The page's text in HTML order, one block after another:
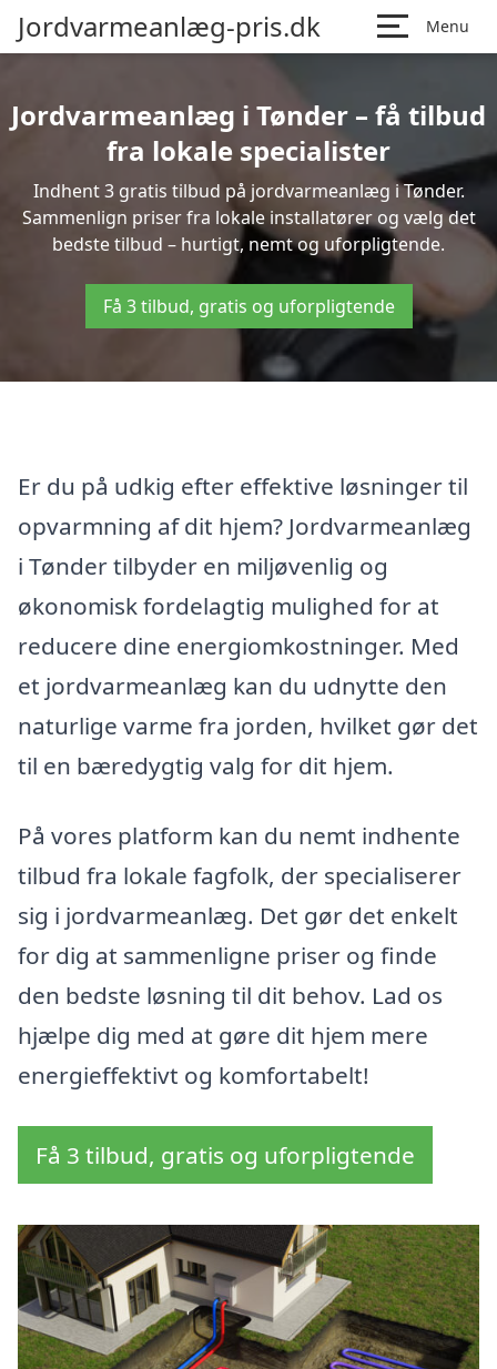
Jordvarmeanlæg-pris.dk Menu
Jordvarmeanlæg i Tønder – få tilbud
fra lokale specialister
Indhent 3 gratis tilbud på jordvarmeanlæg i Tønder.
Sammenlign priser fra lokale installatører og vælg det
bedste tilbud – hurtigt, nemt og uforpligtende.
Få 3 tilbud, gratis og uforpligtende
Er du på udkig efter effektive løsninger til
opvarmning af dit hjem? Jordvarmeanlæg
i Tønder tilbyder en miljøvenlig og
økonomisk fordelagtig mulighed for at
reducere dine energiomkostninger. Med
et jordvarmeanlæg kan du udnytte den
naturlige varme fra jorden, hvilket gør det
til en bæredygtig valg for dit hjem.
På vores platform kan du nemt indhente
tilbud fra lokale fagfolk, der specialiserer
sig i jordvarmeanlæg. Det gør det enkelt
for dig at sammenligne priser og finde
den bedste løsning til dit behov. Lad os
hjælpe dig med at gøre dit hjem mere
energieffektivt og komfortabelt!
Få 3 tilbud, gratis og uforpligtende